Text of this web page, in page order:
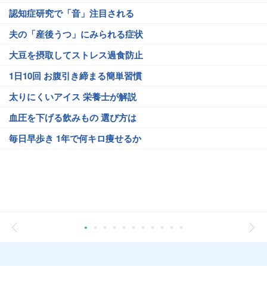
認知症研究で「音」注目される
夫の「産後うつ」にみられる症状
大豆を摂取してストレス過食防止
1日10回 お腹引き締まる簡単習慣
太りにくいアイス 栄養士が解説
血圧を下げる飲みもの 選び方は
毎日早歩き 1年で何キロ痩せるか